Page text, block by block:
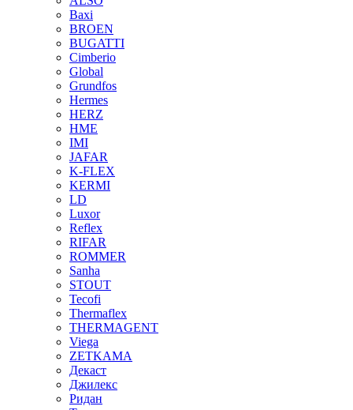
Baxi
BROEN
BUGATTI
Cimberio
Global
Grundfos
Hermes
HERZ
HME
IMI
JAFAR
K-FLEX
KERMI
LD
Luxor
Reflex
RIFAR
ROMMER
Sanha
STOUT
Tecofi
Thermaflex
THERMAGENT
Viega
ZETKAMA
Декаст
Джилекс
Ридан